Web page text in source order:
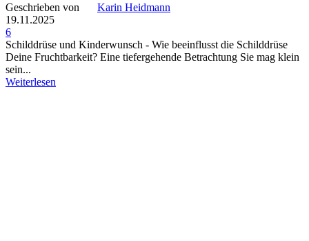
Geschrieben von
Karin Heidmann
19.11.2025
6
Schilddrüse und Kinderwunsch - Wie beeinflusst die Schilddrüse
Deine Fruchtbarkeit? Eine tiefergehende Betrachtung Sie mag klein
sein...
Weiterlesen